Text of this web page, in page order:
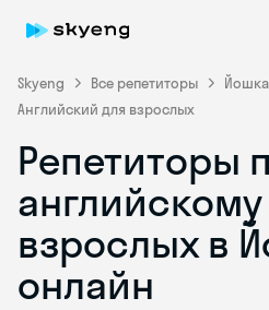
Skyeng Все репетиторы
Английский для взрослых
Репетиторы
взрослых в
онлайн
Skyeng Chat